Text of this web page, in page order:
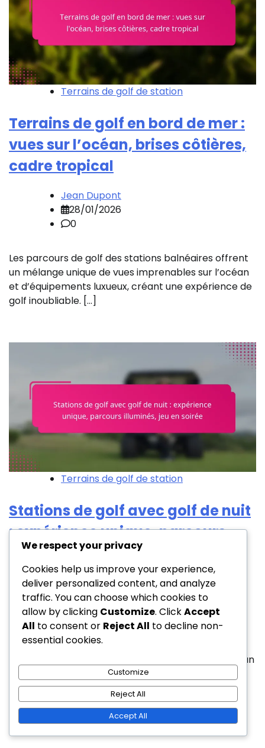
Terrains de golf de station
Terrains de golf en bord de mer :
vues sur l’océan, brises côtières,
cadre tropical
Jean Dupont
28/01/2026
0
Les parcours de golf des stations balnéaires offrent
un mélange unique de vues imprenables sur l’océan
et d’équipements luxueux, créant une expérience de
golf inoubliable. […]
Terrains de golf de station
Stations de golf avec golf de nuit
: expérience unique, parcours
illuminés, jeu en soirée
Jean Dupont
21/01/2026
0
Les complexes de golf qui proposent le golf de nuit
offrent une opportunité unique de vivre le jeu sous un
tout nouveau jour, littéralement. Avec […]
We respect your privacy
Cookies help us improve your experience,
deliver personalized content, and analyze
traffic. You can choose which cookies to
allow by clicking Customize. ClickAccept
All to consent or Reject All to decline non-
essential cookies.
Customize
Reject All
Accept All